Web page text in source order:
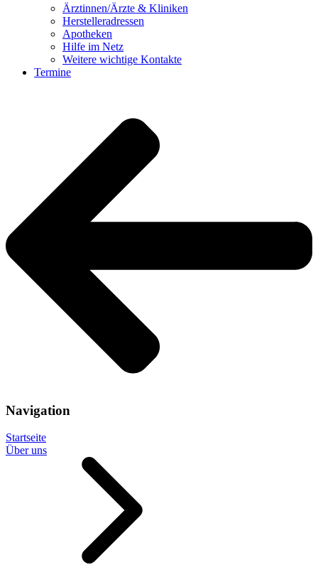
Ärztinnen/Ärzte & Kliniken
Herstelleradressen
Apotheken
Hilfe im Netz
Weitere wichtige Kontakte
Termine
Navigation
Startseite
Über uns